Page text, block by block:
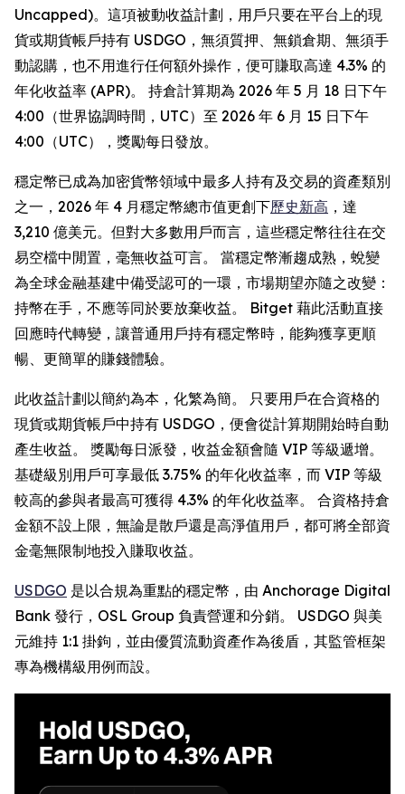
Uncapped)。這項被動收益計劃，用戶只要在平台上的現
貨或期貨帳戶持有 USDGO，無須質押、無鎖倉期、無須手
動認購，也不用進行任何額外操作，便可賺取高達 4.3% 的
年化收益率 (APR)。 持倉計算期為 2026 年 5 月 18 日下午
4:00（世界協調時間，UTC）至 2026 年 6 月 15 日下午
4:00（UTC），獎勵每日發放。
穩定幣已成為加密貨幣領域中最多人持有及交易的資產類別
之一，2026 年 4 月穩定幣總市值更創下歷史新高 ，達
3,210 億美元。但對大多數用戶而言，這些穩定幣往往在交
易空檔中閒置，毫無收益可言。 當穩定幣漸趨成熟，蛻變
為全球金融基建中備受認可的一環，市場期望亦隨之改變：
持幣在手，不應等同於要放棄收益。 Bitget 藉此活動直接
回應時代轉變，讓普通用戶持有穩定幣時，能夠獲享更順
暢、更簡單的賺錢體驗。
此收益計劃以簡約為本，化繁為簡。 只要用戶在合資格的
現貨或期貨帳戶中持有 USDGO，便會從計算期開始時自動
產生收益。 獎勵每日派發，收益金額會隨 VIP 等級遞增。
基礎級別用戶可享最低 3.75% 的年化收益率，而 VIP 等級
較高的參與者最高可獲得 4.3% 的年化收益率。 合資格持倉
金額不設上限，無論是散戶還是高淨值用戶，都可將全部資
金毫無限制地投入賺取收益。
USDGO 是以合規為重點的穩定幣，由 Anchorage Digital
Bank 發行，OSL Group 負責營運和分銷。 USDGO 與美
元維持 1:1 掛鉤，並由優質流動資產作為後盾，其監管框架
專為機構級用例而設。